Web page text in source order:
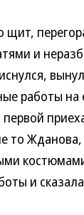
щит,
и
работы на
то
и